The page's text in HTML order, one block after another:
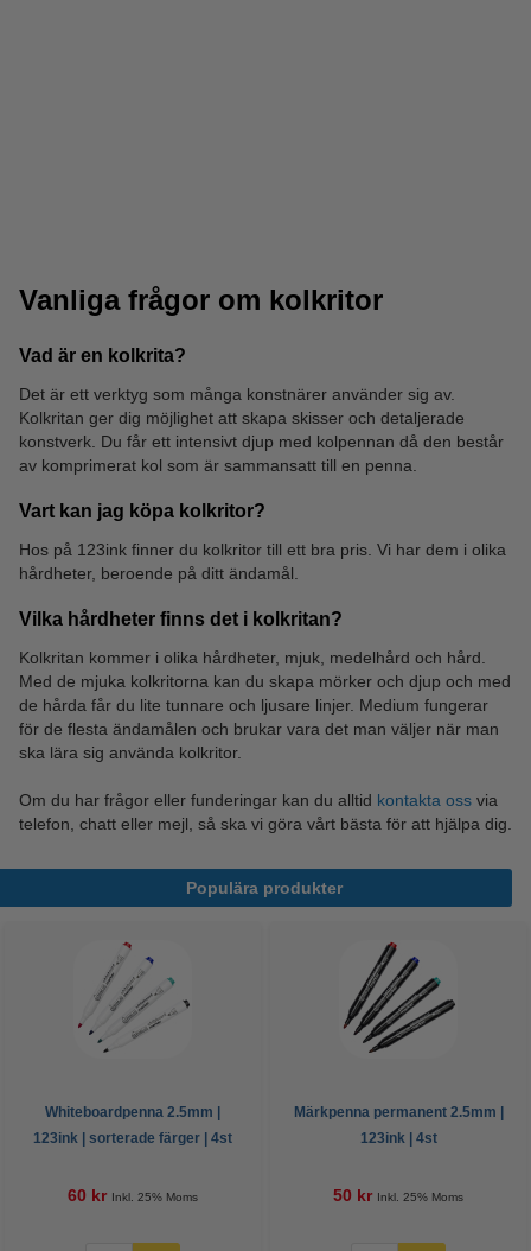
Konstnärsmaterial Kritpennor
Vanliga frågor om kolkritor
Vad är en kolkrita?
Det är ett verktyg som många konstnärer använder sig av.
Kolkritan ger dig möjlighet att skapa skisser och detaljerade
konstverk. Du får ett intensivt djup med kolpennan då den består
av komprimerat kol som är sammansatt till en penna.
Vart kan jag köpa kolkritor?
Hos på 123ink finner du kolkritor till ett bra pris. Vi har dem i olika
hårdheter, beroende på ditt ändamål.
Vilka hårdheter finns det i kolkritan?
Kolkritan kommer i olika hårdheter, mjuk, medelhård och hård.
Med de mjuka kolkritorna kan du skapa mörker och djup och med
de hårda får du lite tunnare och ljusare linjer. Medium fungerar
för de flesta ändamålen och brukar vara det man väljer när man
ska lära sig använda kolkritor.
Om du har frågor eller funderingar kan du alltid kontakta oss via
telefon, chatt eller mejl, så ska vi göra vårt bästa för att hjälpa dig.
Populära produkter
Whiteboardpenna 2.5mm |
123ink | sorterade färger | 4st
60 kr Inkl. 25% Moms
Märkpenna permanent 2.5mm |
123ink | 4st
50 kr Inkl. 25% Moms